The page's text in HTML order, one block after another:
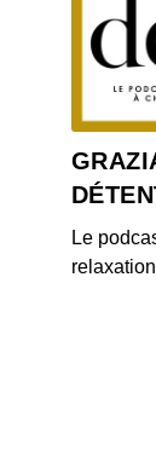
Le
relaxation